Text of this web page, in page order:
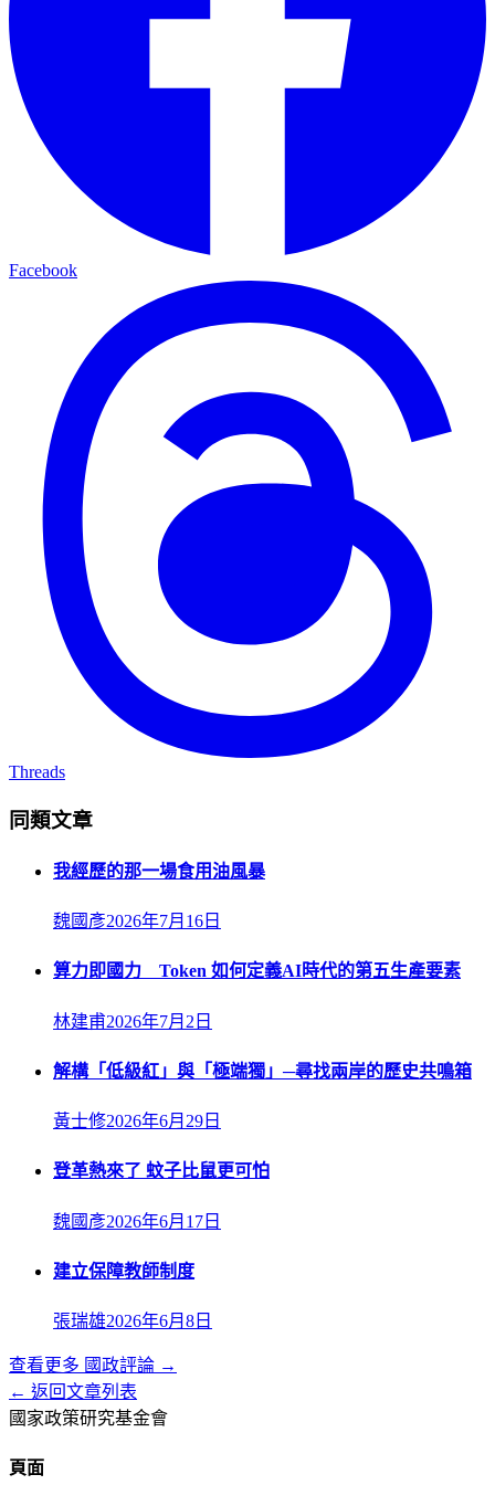
Facebook
Threads
同類文章
我經歷的那一場食用油風暴
魏國彥2026年7月16日
算力即國力 Token 如何定義AI時代的第五生產要素
林建甫2026年7月2日
解構「低級紅」與「極端獨」─尋找兩岸的歷史共鳴箱
黃士修2026年6月29日
登革熱來了 蚊子比鼠更可怕
魏國彥2026年6月17日
建立保障教師制度
張瑞雄2026年6月8日
查看更多 國政評論 →
← 返回文章列表
國家政策研究基金會
頁面